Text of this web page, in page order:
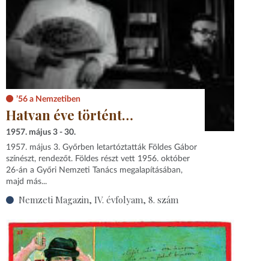
’56 a Nemzetiben
Hatvan éve történt…
1957. május 3 - 30.
1957. május 3. Győrben letartóztatták Földes Gábor
színészt, rendezőt. Földes részt vett 1956. október
26-án a Győri Nemzeti Tanács megalapításában,
majd más...
Nemzeti Magazin, IV. évfolyam, 8. szám